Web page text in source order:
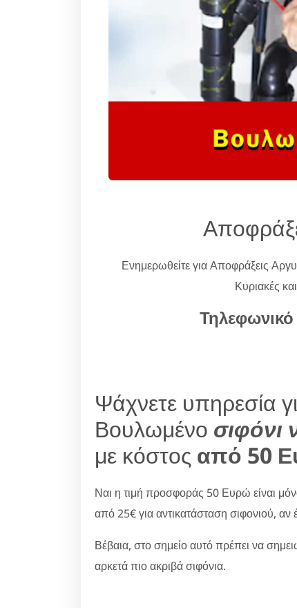
Ενημερωθείτε για Αποφράξεις
Κυριακές
Τηλεφωνικό
Ψάχνετε υπηρεσία
Βουλωμένο σιφόνι
με κόστος από 50
Ναι η τιμή προσφοράς 50 Ευρώ είναι
από 25€ για αντικατάσταση σιφονιού, αν
Βέβαια, στο σημείο αυτό πρέπει να
αρκετά πιο ακριβά σιφόνια.